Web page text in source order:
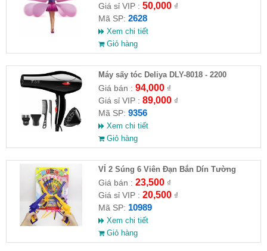
Giá sỉ VIP : 50,000₫
Mã SP: 2628
Xem chi tiết
Giỏ hàng
Máy sấy tóc Deliya DLY-8018 - 2200
Giá bán : 94,000₫
Giá sỉ VIP : 89,000₫
Mã SP: 9356
Xem chi tiết
Giỏ hàng
VỈ 2 Súng 6 Viên Đạn Bắn Dín Tường
Giá bán : 23,500₫
Giá sỉ VIP : 20,500₫
Mã SP: 10989
Xem chi tiết
Giỏ hàng